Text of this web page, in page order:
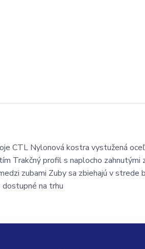
CTL Nylonová kostra vystužená
Trakčný profil s naplocho zahnutými
zubami Zuby sa zbiehajú v strede
na trhu